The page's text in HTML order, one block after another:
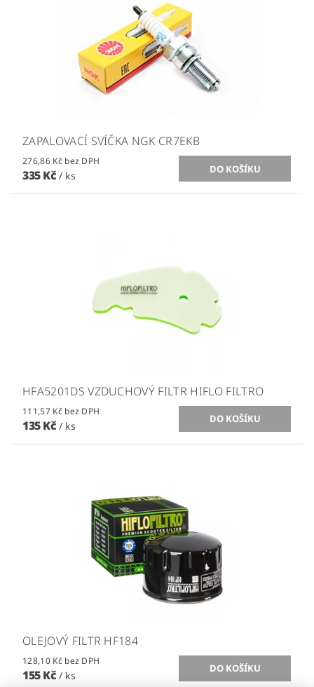
ZAPALOVACÍ SVÍČKA NGK CR7EKB
276,86 Kč bez DPH
335 Kč / ks
HFA5201DS VZDUCHOVÝ FILTR HIFLO FILTRO
111,57 Kč bez DPH
135 Kč / ks
OLEJOVÝ FILTR HF184
128,10 Kč bez DPH
155 Kč / ks